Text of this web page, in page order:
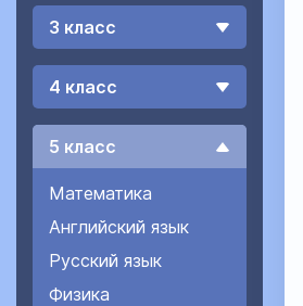
3 класс
4 класс
5 класс
Математика
Английский язык
Русский язык
Физика